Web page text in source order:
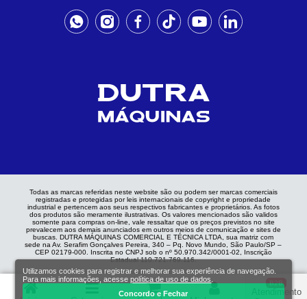
B2B
Atendimento
Todas as marcas referidas neste website são ou podem ser marcas comerciais
registradas e protegidas por leis internacionais de copyright e propriedade
industrial e pertencem aos seus respectivos fabricantes e proprietários. As fotos
dos produtos são meramente ilustrativas. Os valores mencionados são validos
somente para compras on-line, vale ressaltar que os preços previstos no site
prevalecem aos demais anunciados em outros meios de comunicação e sites de
buscas. DUTRA MÁQUINAS COMERCIAL E TÉCNICA LTDA, sua matriz com
sede na Av. Serafim Gonçalves Pereira, 340 – Pq. Novo Mundo, São Paulo/SP –
CEP 02179-000. Inscrita no CNPJ sob o nº 50.970.342/0001-02, Inscrição
Estadual 110.721.769.116.
Utilizamos cookies para registrar e melhorar sua experiência de navegação.
Para mais informações, acessepolítica de uso de dados
Concordo e Fechar